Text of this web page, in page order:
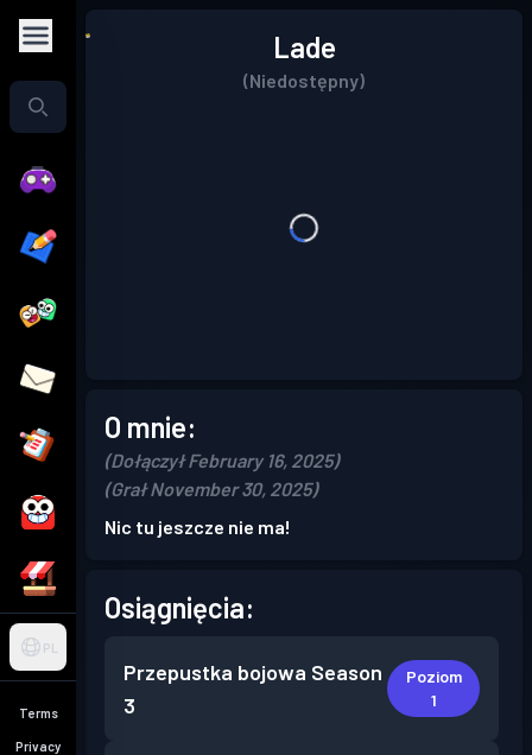
PL
Terms
Privacy
Lade
(Niedostępny)
O mnie:
(Dołączył February 16, 2025)
(Grał November 30, 2025)
Nic tu jeszcze nie ma!
Osiągnięcia:
Przepustka bojowa Season
3
Poziom
1